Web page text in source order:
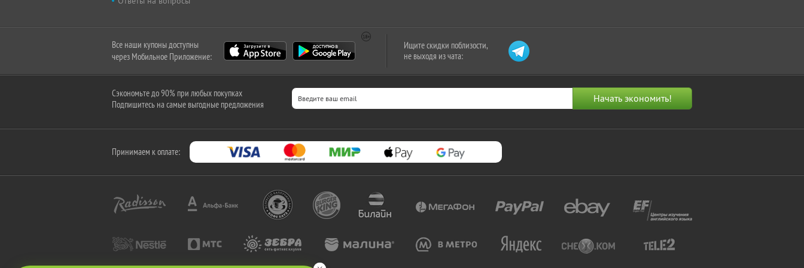
Все наши купоны доступны
через Мобильное Приложение:
Ищите скидки поблизости,
не выходя из чата:
Сэкономьте до 90% при любых покупках
Подпишитесь на самые выгодные предложения
Принимаем к оплате: